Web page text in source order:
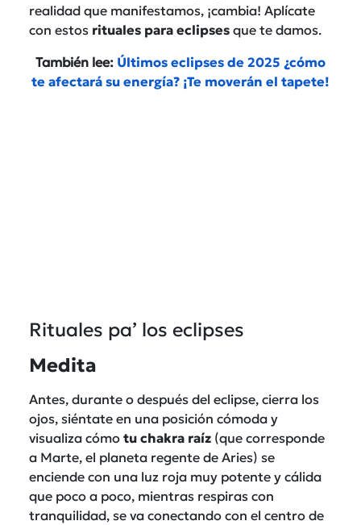
realidad que manifestamos, ¡cambia! Aplícate
con estos rituales para eclipses que te damos.
También lee: Últimos eclipses de 2025 ¿cómo
te afectará su energía? ¡Te moverán el tapete!
Rituales pa’ los eclipses
Medita
Antes, durante o después del eclipse, cierra los
ojos, siéntate en una posición cómoda y
visualiza cómo tu chakra raíz (que corresponde
a Marte, el planeta regente de Aries) se
enciende con una luz roja muy potente y cálida
que poco a poco, mientras respiras con
tranquilidad, se va conectando con el centro de